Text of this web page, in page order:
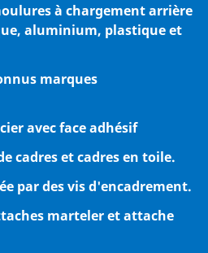
à chargement arrière
aluminium, plastique et
marques
avec face adhésif
cadres et cadres en toile.
par des vis d'encadrement.
marteler et attache